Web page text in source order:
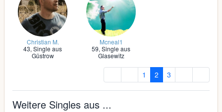
Christian M.
43, Single aus
Güstrow
Mcneal1
59, Single aus
Glasewitz
1 2 3
Weitere Singles aus ...